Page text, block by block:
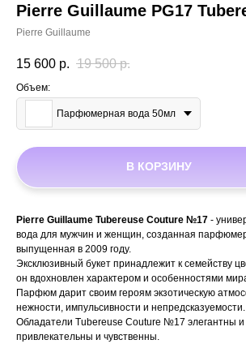
Pierre Guillaume PG17
Pierre Guillaume
15 600 р. 19 500 р.
Объем:
Парфюмерная вода 50мл
В КОРЗИНУ
Pierre Guillaume Tubereuse Couture №17 -
вода для мужчин и женщин, созданная
выпущенная в 2009 году.
Эксклюзивный букет принадлежит к семейству
он вдохновлен характером и особенностями
Парфюм дарит своим героям экзотическую
нежности, импульсивности и непредсказуемости.
Обладатели Tubereuse Couture №17 элегантны и
привлекательны и чувственны.